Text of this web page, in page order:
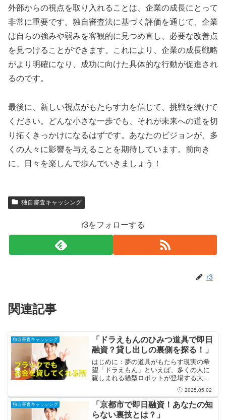
外部からの視点を取り入れることは、企業の成長にとって
非常に重要です。独自審査法に基づく評価を通じて、企業
は自らの強みや弱みを客観的に見つめ直し、必要な改善点
を見つけることができます。これにより、企業の成長戦略
がより明確になり、成功に向けた具体的な行動が促進され
るのです。
最後に、新しい視点がもたらす力を信じて、挑戦を続けて
ください。どんな小さな一歩でも、それが未来への道を切
り拓くきっかけになるはずです。あなたのビジョンが、多
くの人々に影響を与えることを期待しています。前向き
に、日々を楽しんで歩んでいきましょう！
独自審査キャッシング
r3をフォローする
r3
関連記事
独自審査キャッシング
「ドラえもんのひみつ道具で即日
融資？貸し出しの裏側を探る！」
はじめに：夢の道具がもたらす現実の希
望「ドラえもん」といえば、多くの人に
親しまれる猫型ロボットが登場する大人
気のアニメです。彼の持つひみつ道具
は、常に私たちの夢や希望を刺激しま
す。特に、厳しい状況に直面した時、ひ
みつ道具が解決策を提供する様...
2025.05.02
独自審査キャッシング
「京都市で即日融資！あなたの知
らない裏技とは？」